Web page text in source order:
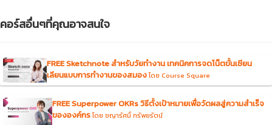
คอร์สอื่นๆที่คุณอาจสนใจ
FREE Sketchnote สำหรับวัยทำงาน เทคนิคการจดโน็ตขั้นเซียน
เลียนแบบการทำงานของสมองโดย Course Square
FREE Superpower OKRs วิธีตั้งเป้าหมายเพื่อวัดผลสู่ความสำเร็จ
ขององค์กรโดย ชญารัศมิ์ ทรัพยรัตน์